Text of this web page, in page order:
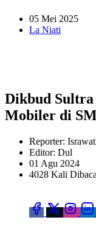
05 Mei 2025
La Niati
Dikbud
Mobiler di
Reporter:
Editor: Dul
01 Agu 2024
4028 Kali Dibaca